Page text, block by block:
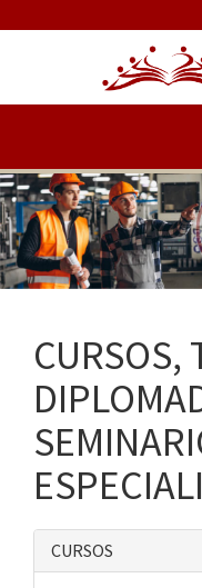
CURSOS,
CURSOS